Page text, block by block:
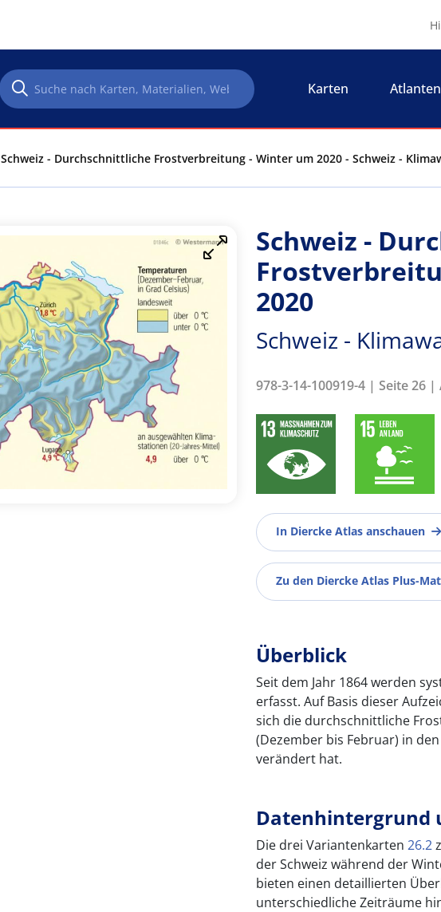
Karten Atlanten
Schweiz - Durchschnittliche Frostverbreitung - Winter um 2020 - Schweiz -
Schweiz -
2020
Schweiz -
978-3-14-100919-4 | Seite 26
In Diercke Atlas anschauen
Zu den Diercke Atlas Plus-
Überblick
Seit dem Jahr 1864 werden
erfasst. Auf Basis dieser
sich die durchschnittliche
(Dezember bis Februar) in
verändert hat.
Datenhintergrund
Die drei Variantenkarten 26.2
der Schweiz während der
bieten einen detaillierten
unterschiedliche Zeiträume